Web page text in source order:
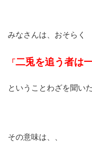
みなさんは、おそらく
「 二兎を追う者は
ということわざを聞い
その意味は、、